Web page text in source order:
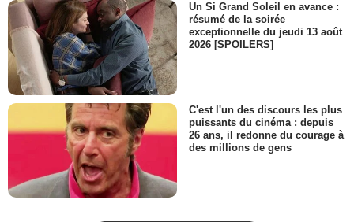
Un Si Grand Soleil en avance :
résumé de la soirée
exceptionnelle du jeudi 13 août
2026 [SPOILERS]
C'est l'un des discours les plus
puissants du cinéma : depuis
26 ans, il redonne du courage à
des millions de gens